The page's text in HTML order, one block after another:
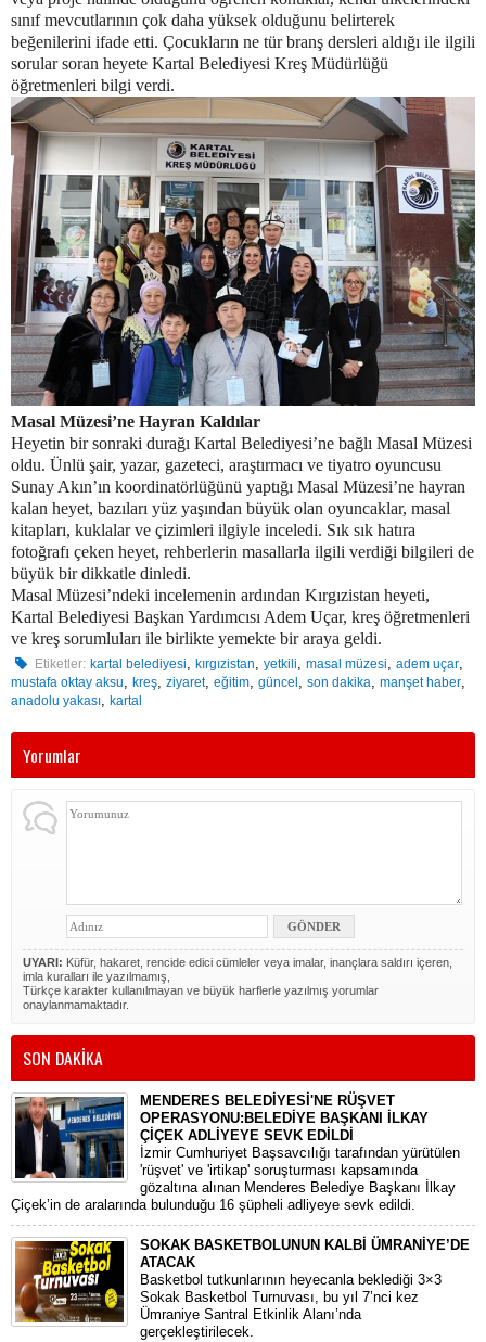
sınıf mevcutlarının çok daha yüksek olduğunu belirterek
beğenilerini ifade etti. Çocukların ne tür branş dersleri aldığı ile ilgili
sorular soran heyete Kartal Belediyesi Kreş Müdürlüğü
öğretmenleri bilgi verdi.
Masal Müzesi’ne Hayran Kaldılar
Heyetin bir sonraki durağı Kartal Belediyesi’ne bağlı Masal Müzesi
oldu. Ünlü şair, yazar, gazeteci, araştırmacı ve tiyatro oyuncusu
Sunay Akın’ın koordinatörlüğünü yaptığı Masal Müzesi’ne hayran
kalan heyet, bazıları yüz yaşından büyük olan oyuncaklar, masal
kitapları, kuklalar ve çizimleri ilgiyle inceledi. Sık sık hatıra
fotoğrafı çeken heyet, rehberlerin masallarla ilgili verdiği bilgileri de
büyük bir dikkatle dinledi.
Masal Müzesi’ndeki incelemenin ardından Kırgızistan heyeti,
Kartal Belediyesi Başkan Yardımcısı Adem Uçar, kreş öğretmenleri
ve kreş sorumluları ile birlikte yemekte bir araya geldi.
Etiketler: kartal belediyesi,kırgızistan,yetkili,masal müzesi,adem uçar,
mustafa oktay aksu, kreş, ziyaret, eğitim, güncel , son dakika, manşet haber,
anadolu yakası, kartal
Yorumlar
UYARI: Küfür, hakaret, rencide edici cümleler veya imalar, inançlara saldırı içeren,
imla kuralları ile yazılmamış,
Türkçe karakter kullanılmayan ve büyük harflerle yazılmış yorumlar
onaylanmamaktadır.
SON DAKİKA
MENDERES BELEDİYESİ'NE RÜŞVET
OPERASYONU:BELEDİYE BAŞKANI İLKAY
ÇİÇEK ADLİYEYE SEVK EDİLDİ
​İzmir Cumhuriyet Başsavcılığı tarafından yürütülen
'rüşvet' ve 'irtikap' soruşturması kapsamında
gözaltına alınan Menderes Belediye Başkanı İlkay
Çiçek’in de aralarında bulunduğu 16 şüpheli adliyeye sevk edildi.
SOKAK BASKETBOLUNUN KALBİ ÜMRANİYE’DE
ATACAK
Basketbol tutkunlarının heyecanla beklediği 3×3
Sokak Basketbol Turnuvası, bu yıl 7’nci kez
Ümraniye Santral Etkinlik Alanı’nda
gerçekleştirilecek.